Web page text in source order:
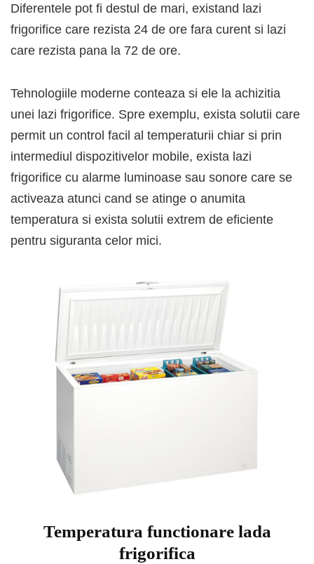
Diferentele pot fi destul de mari, existand lazi
frigorifice care rezista 24 de ore fara curent si lazi
care rezista pana la 72 de ore.
Tehnologiile moderne conteaza si ele la achizitia
unei lazi frigorifice. Spre exemplu, exista solutii care
permit un control facil al temperaturii chiar si prin
intermediul dispozitivelor mobile, exista lazi
frigorifice cu alarme luminoase sau sonore care se
activeaza atunci cand se atinge o anumita
temperatura si exista solutii extrem de eficiente
pentru siguranta celor mici.
Temperatura functionare lada
frigorifica